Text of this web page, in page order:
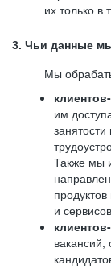
их только
3. Чьи данные
Мы
им
Также мы
и